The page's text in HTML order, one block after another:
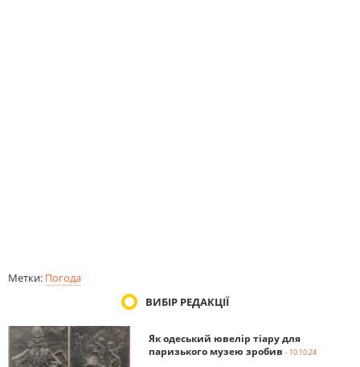
Метки: Погода
ВИБІР РЕДАКЦІЇ
Як одеський ювелір тіару для
паризького музею зробив - 10.10.24